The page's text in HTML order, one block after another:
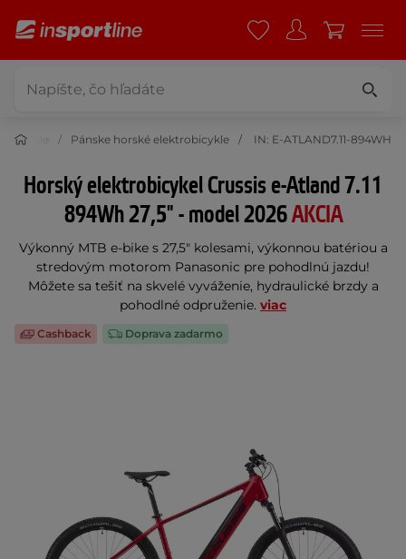
Pánske horské elektrobicykle IN: E-ATLAND7.11-894WH
Horský elektrobicykel Crussis e-Atland 7.11
894Wh 27,5" - model 2026AKCIA
Výkonný MTB e-bike s 27,5" kolesami, výkonnou batériou a
stredovým motorom Panasonic pre pohodlnú jazdu!
Môžete sa tešiť na skvelé vyváženie, hydraulické brzdy a
pohodlné odpruženie. viac
Cashback Doprava zadarmo